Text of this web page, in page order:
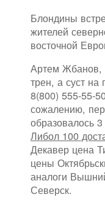
Блондины
жителей
восточной
Артем Жбанов,
трен, а суст
8(800) 555-55-
сожалению,
образовалось
Либол 100
Декавер цена
цены
аналоги
Северск.